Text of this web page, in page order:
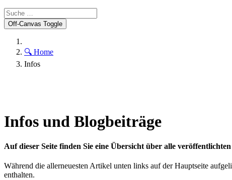
Off-Canvas Toggle
🔍 Home
Infos
Infos und Blogbeiträge
Auf dieser Seite finden Sie eine Übersicht über alle
Während die allerneuesten Artikel unten links auf der Hauptseite
enthalten.